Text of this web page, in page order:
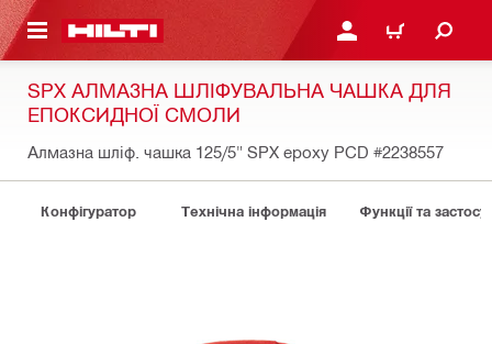
ЗМІСТУ УВІЙТИ АБО
КОШИК
SPX АЛМАЗНА ШЛІФУВАЛЬНА ЧАШКА ДЛЯ
ЕПОКСИДНОЇ СМОЛИ
Алмазна шліф. чашка 125/5" SPX epoxy PCD #2238557
Конфігуратор Технічна інформація Функції та